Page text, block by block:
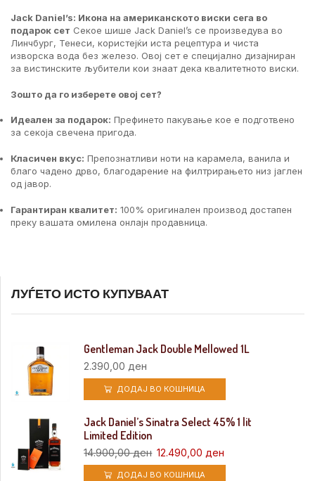
Jack Daniel’s: Икона на американското виски сега во
подарок сет Секое шише Jack Daniel’s се произведува во
Линчбург, Тенеси, користејќи иста рецептура и чиста
изворска вода без железо. Овој сет е специјално дизајниран
за вистинските љубители кои знаат дека квалитетното виски.
Зошто да го изберете овој сет?
Идеален за подарок: Префинето пакување кое е подготвено
за секоја свечена пригода.
Класичен вкус: Препознатливи ноти на карамела, ванила и
благо чадено дрво, благодарение на филтрирањето низ јаглен
од јавор.
Гарантиран квалитет: 100% оригинален производ достапен
преку вашата омилена онлајн продавница.
ЛУЃЕТО ИСТО КУПУВААТ
Gentleman Jack Double Mellowed 1L
2.390,00 ден
ДОДАЈ ВО КОШНИЦА
Jack Daniel’s Sinatra Select 45% 1 lit
Limited Edition
14.900,00ден 12.490,00 ден
ДОДАЈ ВО КОШНИЦА